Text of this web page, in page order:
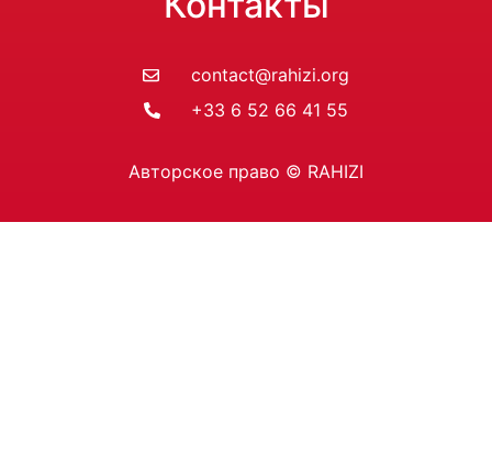
contact@rahizi.org
+33 6 52 66 41 55
Авторское право © RAHIZI